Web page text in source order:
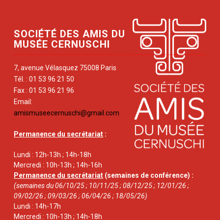
SOCIÉTÉ DES AMIS DU
MUSÉE CERNUSCHI
7, avenue Vélasquez 75008 Paris
Tél. : 01 53 96 21 50
Fax : 01 53 96 21 96
Email:
amismuseecernuschi@gmail.com
Permanence du secrétariat :
Lundi : 12h-13h ; 14h-18h
Mercredi : 10h-13h ; 14h-16h
Permanence du secrétariat (semaines de conférence) :
(semaines du 06/10/25 ; 10/11/25 ; 08/12/25 ; 12/01/26 ;
09/02/26 ; 09/03/26 ; 06/04/26 ; 18/05/26)
Lundi : 14h-17h
Mercredi : 10h-13h ; 14h-18h